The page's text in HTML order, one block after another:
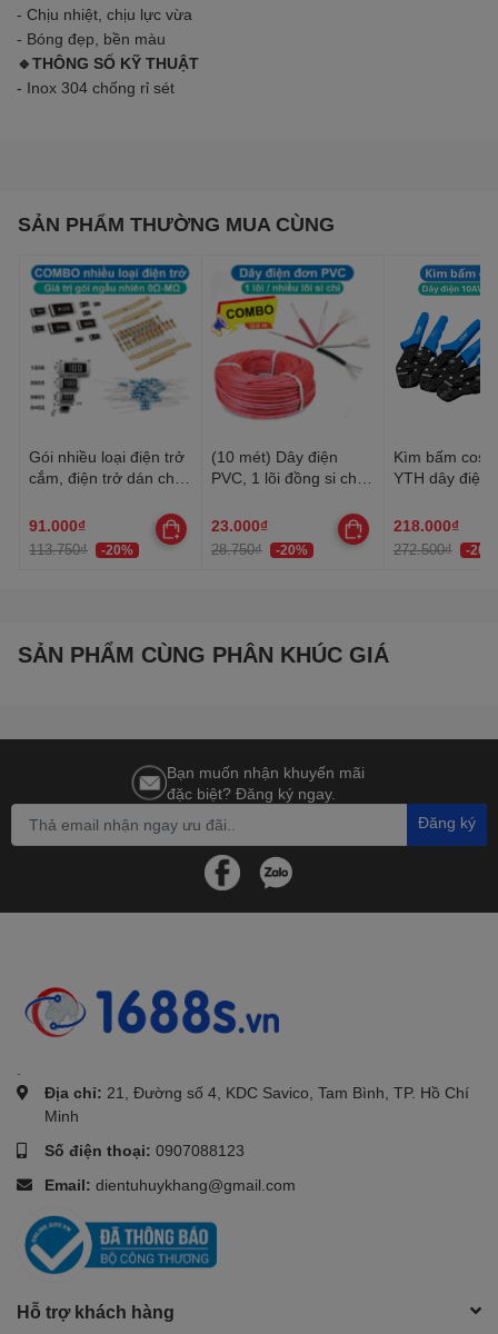
- Chịu nhiệt, chịu lực vừa
- Bóng đẹp, bền màu
🔹THÔNG SỐ KỸ THUẬT
- Inox 304 chống rỉ sét
SẢN PHẨM THƯỜNG MUA CÙNG
Gói nhiều loại điện trở
cắm, điện trở dán cho
91.000₫
113.750₫ -20%
(10 mét) Dây điện
PVC, 1 lõi đồng si chì,
22AWG
23.000₫
28.750₫ -20%
Kìm bấm cos
YTH dây điện
218.000₫
272.500₫ -20%
SẢN PHẨM CÙNG PHÂN KHÚC GIÁ
Bạn muốn nhận khuyến mãi
đặc biệt? Đăng ký ngay.
Đăng ký
Địa chỉ: 21, Đường số 4, KDC Savico, Tam Bình, TP. Hồ Chí
Minh
Số điện thoại: 0907088123
Email: dientuhuykhang@gmail.com
Hỗ trợ khách hàng